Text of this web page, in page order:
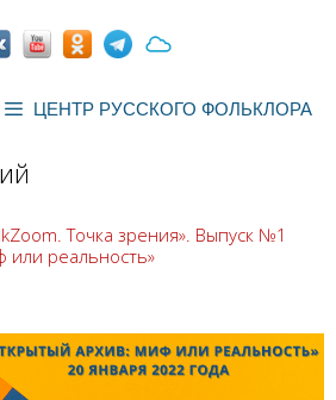
ЦЕНТР РУССКОГО ФОЛЬКЛОРА
Точка зрения». Выпуск №1
или реальность»